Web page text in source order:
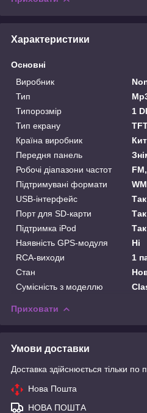
Характеристики
Основні
Виробник
Тип
Типорозмір
1
Тип екрану
Країна виробник
Передня панель
Робочі діапазони частот
Підтримувані формати
USB-інтерфейс
Так
Порт для SD-карти
Так
Підтримка iPod
Так
Наявність GPS-модуля
Ні
RCA-виходи
1
Стан
Сумісність з моделлю
Приховати
Умови доставки
Доставка здійснюється тільки по
Нова Пошта
НОВА ПОШТА